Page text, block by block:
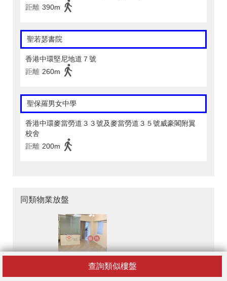
查詢類似樓盤
距離 390m
聖若瑟書院
香港中環堅尼地道７號
距離 260m
聖保羅男女中學
香港中環麥當勞道３３號及麥當勞道３５號威豪閣附翼
校舍
距離 200m
同類物業放盤
和安樓